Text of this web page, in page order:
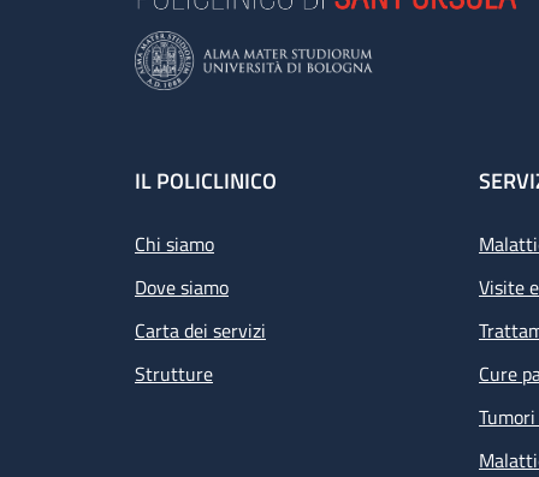
Footer
IL POLICLINICO
Chi siamo
Dove siamo
Carta dei servizi
Strutture
Visite
Cure